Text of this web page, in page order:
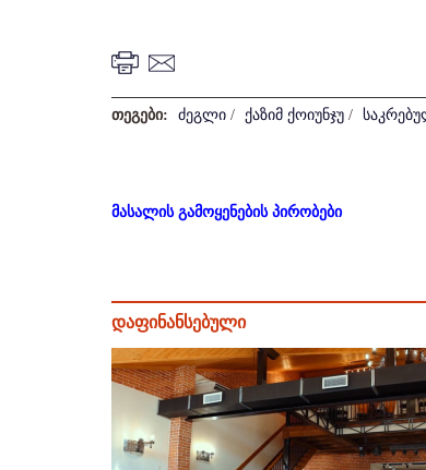
თეგები: ძეგლი / ქაზიმ ქოიუნჯუ /
მასალის გამოყენების პირობები
დაფინანსებული